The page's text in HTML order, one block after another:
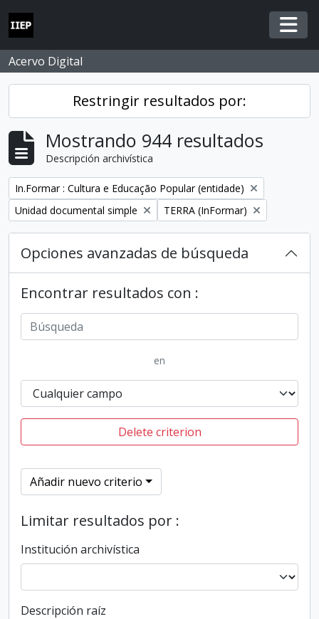
Skip to main content
Acervo Digital
Restringir resultados por:
Mostrando 944 resultados
Descripción archivística
Remove filter:
In.Formar : Cultura e Educação Popular (entidade)
Remove filter:
Unidad documental simple Remove filter:
TERRA (InFormar)
Opciones avanzadas de búsqueda
Encontrar resultados con :
en
Delete criterion
Añadir nuevo criterio
Limitar resultados por :
Institución archivística
Descripción raíz